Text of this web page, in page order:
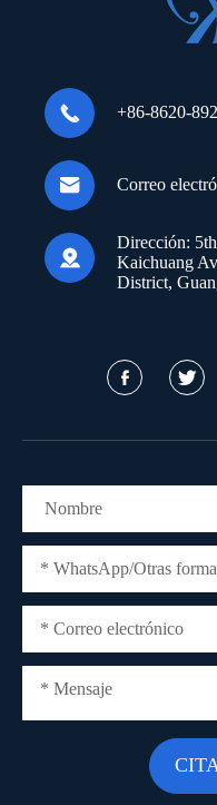
 +86-8620-
 Correo

Dirección:
Kaichuang
District,
 